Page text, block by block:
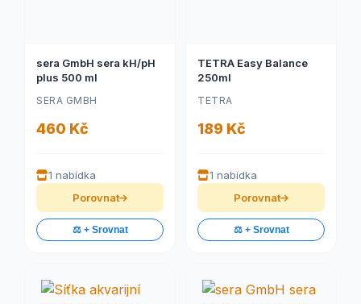
sera GmbH sera kH/pH
plus 500 ml
SERA GMBH
460 Kč
1 nabídka
Porovnat
⚖️ + Srovnat
TETRA Easy Balance
250ml
TETRA
189 Kč
1 nabídka
Porovnat
⚖️ + Srovnat